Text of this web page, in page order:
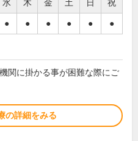
水 木 金 土 日 祝
● ● ● ● ● ●
関に掛かる事が困難な際にご
の詳細をみる